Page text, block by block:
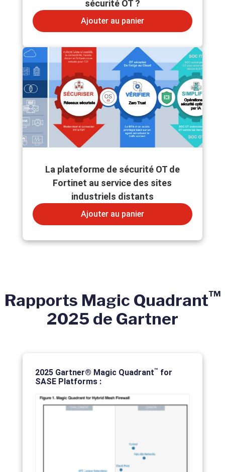
sécurité OT ?
Ajouter au panier
La plateforme de sécurité OT de
Fortinet au service des sites
industriels distants
Ajouter au panier
Rapports Magic Quadrant™
2025 de Gartner
2025 Gartner® Magic Quadrant™ for
SASE Platforms :